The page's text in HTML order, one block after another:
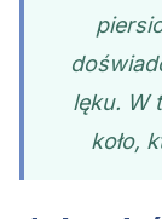
lęku. W
koło,